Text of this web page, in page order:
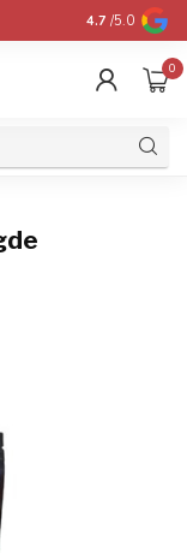
Voor 16:00
4.7 /5.0
0